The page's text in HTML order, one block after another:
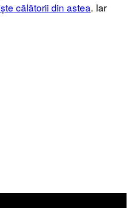
călătorii din astea. Iar